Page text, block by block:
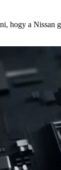
hogy a Nissan